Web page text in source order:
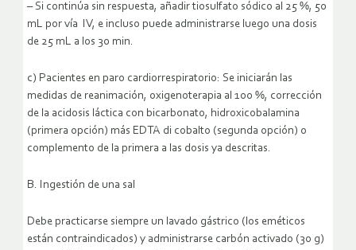
– Si continúa sin respuesta, añadir tiosulfato sódico al 25 %, 50
mL por vía IV, e incluso puede administrarse luego una dosis
de 25 mL a los 30 min.
c) Pacientes en paro cardiorrespiratorio: Se iniciarán las
medidas de reanimación, oxigenoterapia al 100 %, corrección
de la acidosis láctica con bicarbonato, hidroxicobalamina
(primera opción) más EDTA di cobalto (segunda opción) o
complemento de la primera a las dosis ya descritas.
B. Ingestión de una sal
Debe practicarse siempre un lavado gástrico (los eméticos
están contraindicados) y administrarse carbón activado (30 g)